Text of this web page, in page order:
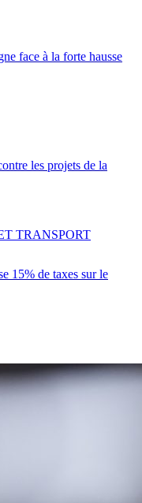
face à la forte hausse
les projets de la
15% de taxes sur le
TRANSPORT